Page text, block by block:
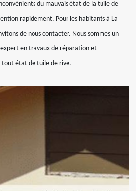
du mauvais état de la tuile de
rapidement. Pour les habitants à La
de nous contacter. Nous sommes un
en travaux de réparation et
état de tuile de rive.